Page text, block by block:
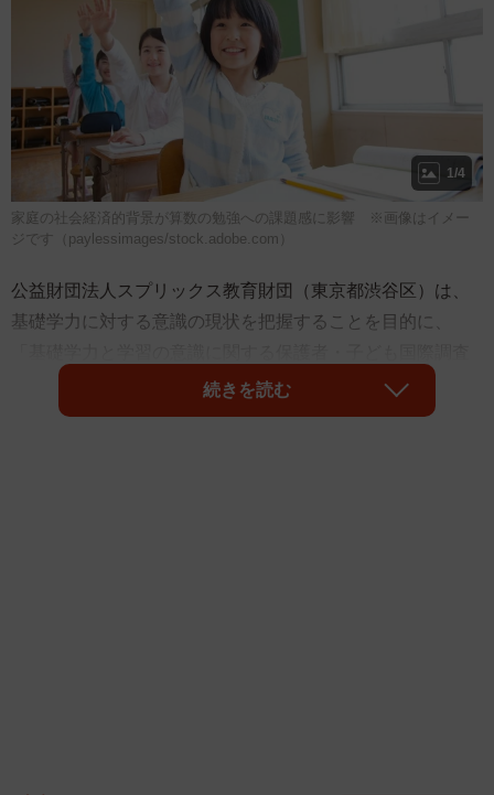
1/4
家庭の社会経済的背景が算数の勉強への課題感に影響 ※画像はイメー
ジです（paylessimages/stock.adobe.com）
公益財団法人スプリックス教育財団（東京都渋谷区）は、
基礎学力に対する意識の現状を把握することを目的に、
2025」を実施しました。それによると、算数の勉強に悩む
子どもは日本のほうが少ない傾向にあるものの、家庭の社
続きを読む